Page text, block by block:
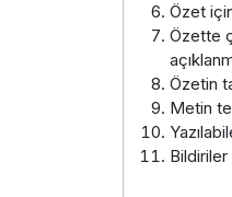
Özet
Özette
Özetin
Metin
Bildiriler